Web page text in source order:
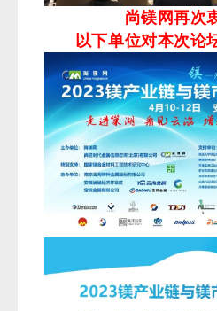
尚镁网再次
以下单位对本次论